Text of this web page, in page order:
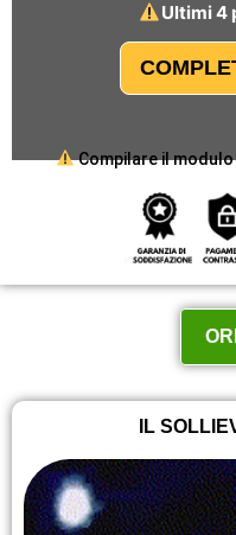
Ultimi 4
Compilare il
IL